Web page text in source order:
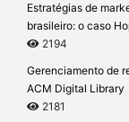
Estratégias de
brasileiro: o caso
2194
Gerenciamento de
ACM Digital Library
2181